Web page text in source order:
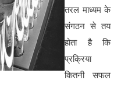
तरल माध्यम के
संगठन से तय
होता है कि
प्रक्रिया
कितनी सफल